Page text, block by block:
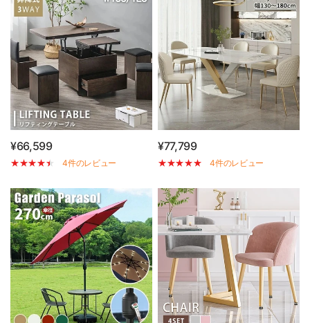
¥66,599
4件のレビュー
¥77,799
4件のレビュー